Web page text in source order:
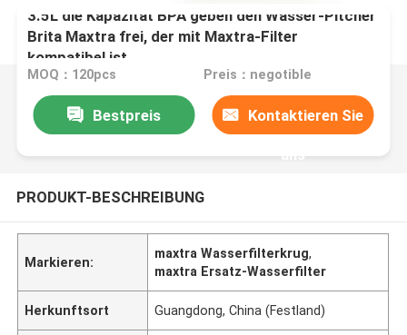
3.5L die Kapazität BPA geben den Wasser-Pitcher
Brita Maxtra frei, der mit Maxtra-Filter
kompatibel ist
MOQ：120pcs Preis：negotible
Bestpreis Kontaktieren Sie
uns
PRODUKT-BESCHREIBUNG
Markieren:
maxtra Wasserfilterkrug,
maxtra Ersatz-Wasserfilter
Herkunftsort Guangdong, China (Festland)